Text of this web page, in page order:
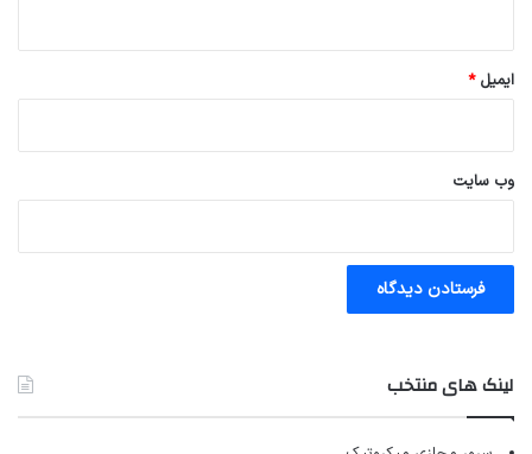
ایمیل*
وب‌ سایت
لینک های منتخب